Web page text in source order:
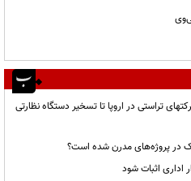
تراستی در اروپا تا تسخیر دستگاه نظارتی
در پروژه‌های مدرن شده است؟
اداری اثبات شود